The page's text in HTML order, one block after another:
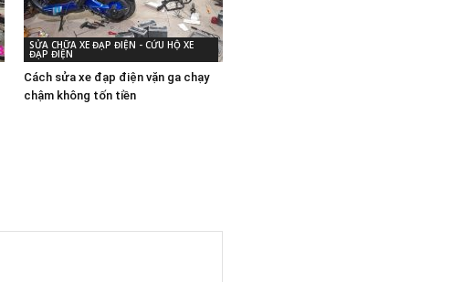
SỬA CHỮA XE ĐẠP ĐIỆN - CỨU HỘ XE
ĐẠP ĐIỆN
Cách sửa xe đạp điện vặn ga chạy
chậm không tốn tiền